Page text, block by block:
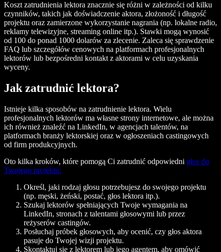
Koszt zatrudnienia lektora znacznie się różni w zależności od kilku
czynników, takich jak doświadczenie aktora, złożoność i długość
projektu oraz zamierzone wykorzystanie nagrania (np. lokalne radio,
reklamy telewizyjne, streaming online itp.). Stawki mogą wynosić
od 100 do ponad 1000 dolarów za zlecenie. Zaleca się sprawdzenie
FAQ lub szczegółów cenowych na platformach profesjonalnych
lektorów lub bezpośredni kontakt z aktorami w celu uzyskania
wyceny.
Jak zatrudnić lektora?
Istnieje kilka sposobów na zatrudnienie lektora. Wielu
profesjonalnych lektorów ma własne strony internetowe, ale można
ich również znaleźć na LinkedIn, w agencjach talentów, na
platformach branży lektorskiej oraz w ogłoszeniach castingowych
od firm produkcyjnych.
Oto kilka kroków, które pomogą Ci zatrudnić odpowiedni głos do
Twojego projektu:
Określ, jaki rodzaj głosu potrzebujesz do swojego projektu
(np. męski, żeński, postać, głos lektora itp.).
Szukaj lektorów spełniających Twoje wymagania na
LinkedIn, stronach z talentami głosowymi lub przez
reżyserów castingów.
Posłuchaj próbek głosowych, aby ocenić, czy głos aktora
pasuje do Twojej wizji projektu.
Skontaktuj się z lektorem lub jego agentem, aby omówić